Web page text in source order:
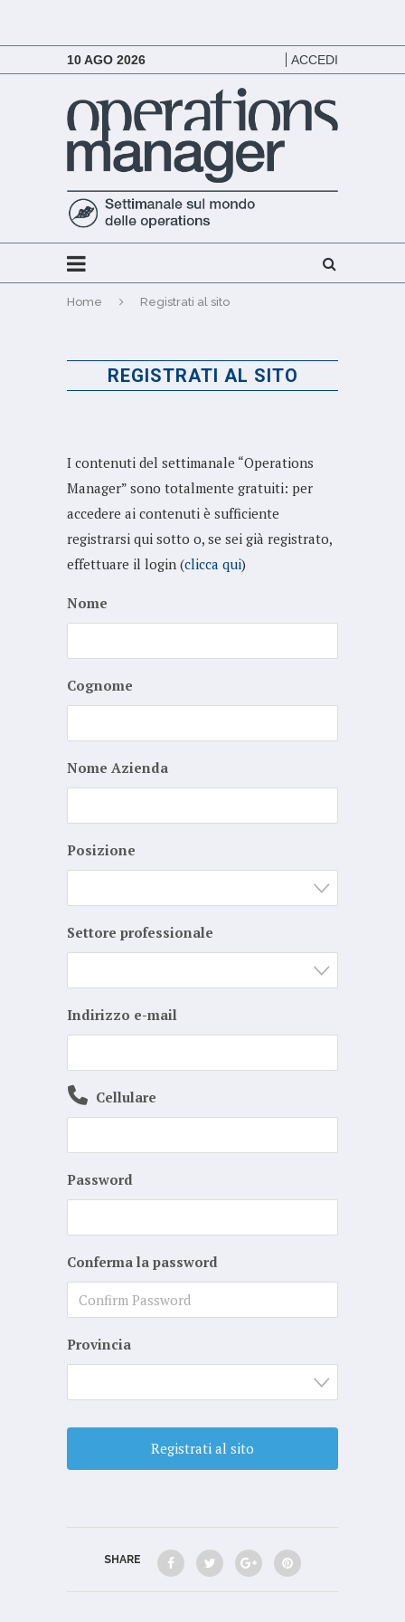
10 AGO 2026 ACCEDI
Home Registrati al sito
REGISTRATI AL SITO
I contenuti del settimanale “Operations
Manager” sono totalmente gratuiti: per
accedere ai contenuti è sufficiente
registrarsi qui sotto o, se sei già registrato,
effettuare il login (clicca qui)
Nome
Cognome
Nome Azienda
Posizione
Settore professionale
Indirizzo e-mail
Cellulare
Password
Conferma la password
Provincia
SHARE